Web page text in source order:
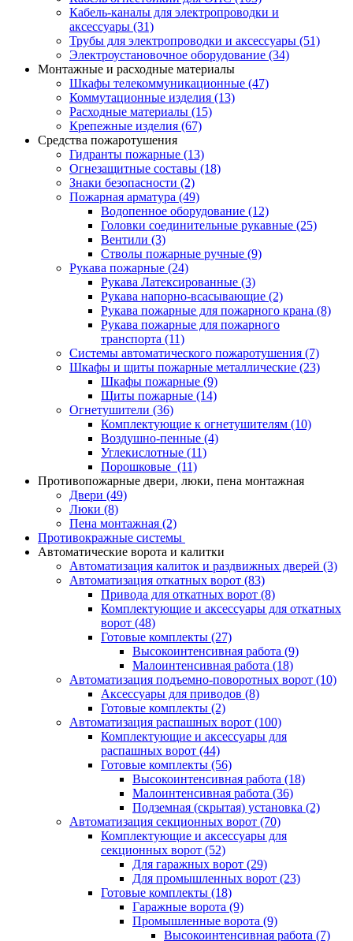
Кабель-каналы для электропроводки и
аксессуары (31)
Трубы для электропроводки и аксессуары (51)
Электроустановочное оборудование (34)
Монтажные и расходные материалы
Шкафы телекоммуникационные (47)
Коммутационные изделия (13)
Расходные материалы (15)
Крепежные изделия (67)
Средства пожаротушения
Гидранты пожарные (13)
Огнезащитные составы (18)
Знаки безопасности (2)
Пожарная арматура (49)
Водопенное оборудование (12)
Головки соединительные рукавные (25)
Вентили (3)
Стволы пожарные ручные (9)
Рукава пожарные (24)
Рукава Латексированные (3)
Рукава напорно-всасывающие (2)
Рукава пожарные для пожарного крана (8)
Рукава пожарные для пожарного
транспорта (11)
Системы автоматического пожаротушения (7)
Шкафы и щиты пожарные металлические (23)
Шкафы пожарные (9)
Щиты пожарные (14)
Огнетушители (36)
Комплектующие к огнетушителям (10)
Воздушно-пенные (4)
Углекислотные (11)
Порошковые (11)
Противопожарные двери, люки, пена монтажная
Двери (49)
Люки (8)
Пена монтажная (2)
Противокражные системы
Автоматические ворота и калитки
Автоматизация калиток и раздвижных дверей (3)
Автоматизация откатных ворот (83)
Привода для откатных ворот (8)
Комплектующие и аксессуары для откатных
ворот (48)
Готовые комплекты (27)
Высокоинтенсивная работа (9)
Малоинтенсивная работа (18)
Автоматизация подъемно-поворотных ворот (10)
Аксессуары для приводов (8)
Готовые комплекты (2)
Автоматизация распашных ворот (100)
Комплектующие и аксессуары для
распашных ворот (44)
Готовые комплекты (56)
Высокоинтенсивная работа (18)
Малоинтенсивная работа (36)
Подземная (скрытая) установка (2)
Автоматизация секционных ворот (70)
Комплектующие и аксессуары для
секционных ворот (52)
Для гаражных ворот (29)
Для промышленных ворот (23)
Готовые комплекты (18)
Гаражные ворота (9)
Промышленные ворота (9)
Высокоинтенсивная работа (7)